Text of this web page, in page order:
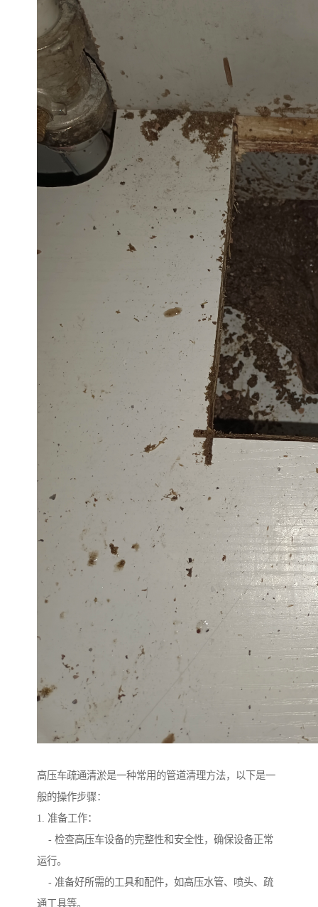
高压车疏通清淤是一种常用的管道清理方法，以下是一
般的操作步骤：
1. 准备工作：
- 检查高压车设备的完整性和安全性，确保设备正常
运行。
- 准备好所需的工具和配件，如高压水管、喷头、疏
通工具等。